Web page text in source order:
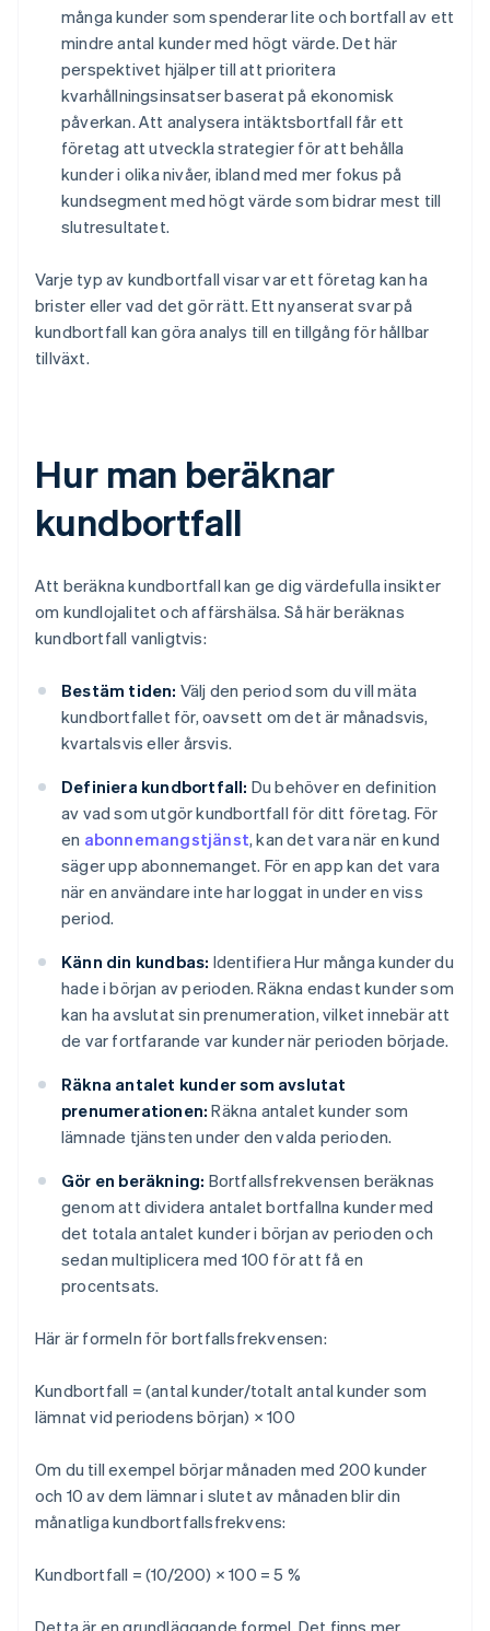
många kunder som spenderar lite och bortfall av ett
mindre antal kunder med högt värde. Det här
perspektivet hjälper till att prioritera
kvarhållningsinsatser baserat på ekonomisk
påverkan. Att analysera intäktsbortfall får ett
företag att utveckla strategier för att behålla
kunder i olika nivåer, ibland med mer fokus på
kundsegment med högt värde som bidrar mest till
slutresultatet.
Varje typ av kundbortfall visar var ett företag kan ha
brister eller vad det gör rätt. Ett nyanserat svar på
kundbortfall kan göra analys till en tillgång för hållbar
tillväxt.
Hur man beräknar
kundbortfall
Att beräkna kundbortfall kan ge dig värdefulla insikter
om kundlojalitet och affärshälsa. Så här beräknas
kundbortfall vanligtvis:
Bestäm tiden: Välj den period som du vill mäta
kundbortfallet för, oavsett om det är månadsvis,
kvartalsvis eller årsvis.
Definiera kundbortfall: Du behöver en definition
av vad som utgör kundbortfall för ditt företag. För
en abonnemangstjänst, kan det vara när en kund
säger upp abonnemanget. För en app kan det vara
när en användare inte har loggat in under en viss
period.
Känn din kundbas: Identifiera Hur många kunder du
hade i början av perioden. Räkna endast kunder som
kan ha avslutat sin prenumeration, vilket innebär att
de var fortfarande var kunder när perioden började.
Räkna antalet kunder som avslutat
prenumerationen: Räkna antalet kunder som
lämnade tjänsten under den valda perioden.
Gör en beräkning: Bortfallsfrekvensen beräknas
genom att dividera antalet bortfallna kunder med
det totala antalet kunder i början av perioden och
sedan multiplicera med 100 för att få en
procentsats.
Här är formeln för bortfallsfrekvensen:
Kundbortfall = (antal kunder/totalt antal kunder som
lämnat vid periodens början) × 100
Om du till exempel börjar månaden med 200 kunder
och 10 av dem lämnar i slutet av månaden blir din
månatliga kundbortfallsfrekvens:
Kundbortfall = (10/200) × 100 = 5 %